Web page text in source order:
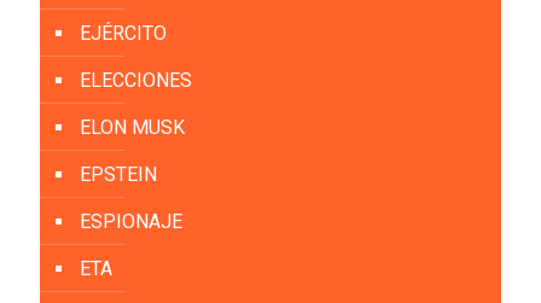
EJÉRCITO
ELECCIONES
ELON MUSK
EPSTEIN
ESPIONAJE
ETA